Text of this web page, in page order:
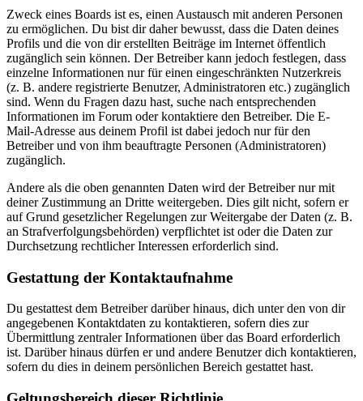
Zweck eines Boards ist es, einen Austausch mit anderen Personen
zu ermöglichen. Du bist dir daher bewusst, dass die Daten deines
Profils und die von dir erstellten Beiträge im Internet öffentlich
zugänglich sein können. Der Betreiber kann jedoch festlegen, dass
einzelne Informationen nur für einen eingeschränkten Nutzerkreis
(z. B. andere registrierte Benutzer, Administratoren etc.) zugänglich
sind. Wenn du Fragen dazu hast, suche nach entsprechenden
Informationen im Forum oder kontaktiere den Betreiber. Die E-
Mail-Adresse aus deinem Profil ist dabei jedoch nur für den
Betreiber und von ihm beauftragte Personen (Administratoren)
zugänglich.
Andere als die oben genannten Daten wird der Betreiber nur mit
deiner Zustimmung an Dritte weitergeben. Dies gilt nicht, sofern er
auf Grund gesetzlicher Regelungen zur Weitergabe der Daten (z. B.
an Strafverfolgungsbehörden) verpflichtet ist oder die Daten zur
Durchsetzung rechtlicher Interessen erforderlich sind.
Gestattung der Kontaktaufnahme
Du gestattest dem Betreiber darüber hinaus, dich unter den von dir
angegebenen Kontaktdaten zu kontaktieren, sofern dies zur
Übermittlung zentraler Informationen über das Board erforderlich
ist. Darüber hinaus dürfen er und andere Benutzer dich kontaktieren,
sofern du dies in deinem persönlichen Bereich gestattet hast.